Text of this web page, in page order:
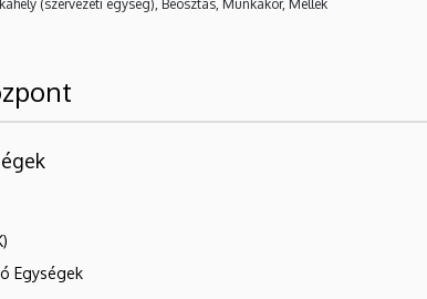
(szervezeti egység), Beosztás, Munkakör, Mellék
Egységek